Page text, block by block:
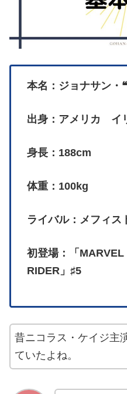
本名：ジョナサン・
出身：アメリカ イ
身長：188cm
体重：100kg
ライバル：メフィス
初登場：「
RIDER」♯5
昔ニコラス・ケイジ主
ていたよね。